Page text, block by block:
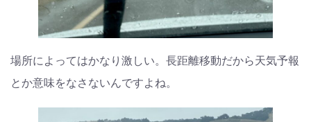
場所によってはかなり激しい。長距離移動だから天気予報
とか意味をなさないんですよね。